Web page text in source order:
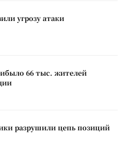
угрозу атаки
66 тыс. жителей
разрушили цепь позиций